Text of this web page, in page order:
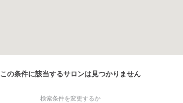
この条件に該当するサロンは見つかりません
検索条件を変更するか